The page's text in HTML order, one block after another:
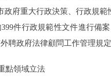
政府重大行政決策、行政規
件行政規範性文件進行備
聘政府法律顧問工作管理規
領域立法